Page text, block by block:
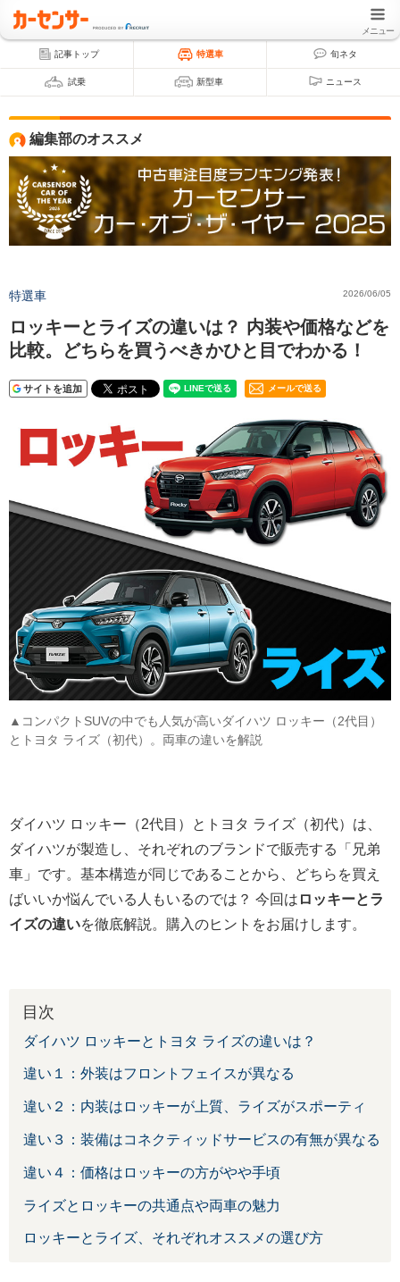
メニュー
記事トップ 特選車 旬ネタ
試乗 新型車 ニュース
編集部のオススメ
特選車 2026/06/05
ロッキーとライズの違いは？ 内装や価格などを
比較。どちらを買うべきかひと目でわかる！
サイトを追加 メールで送る
▲コンパクトSUVの中でも人気が高いダイハツ ロッキー（2代目）
とトヨタ ライズ（初代）。両車の違いを解説
ダイハツ ロッキー（2代目）とトヨタ ライズ（初代）は、
ダイハツが製造し、それぞれのブランドで販売する「兄弟
車」です。基本構造が同じであることから、どちらを買え
ばいいか悩んでいる人もいるのでは？ 今回は ロッキーとラ
イズの違いを徹底解説。購入のヒントをお届けします。
目次
ダイハツ ロッキーとトヨタ ライズの違いは？
違い１：外装はフロントフェイスが異なる
違い２：内装はロッキーが上質、ライズがスポーティ
違い３：装備はコネクティッドサービスの有無が異なる
違い４：価格はロッキーの方がやや手頃
ライズとロッキーの共通点や両車の魅力
ロッキーとライズ、それぞれオススメの選び方